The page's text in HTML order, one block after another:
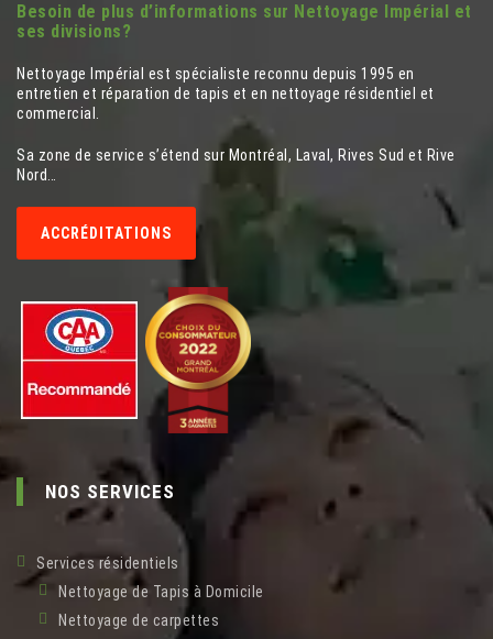
Besoin de plus d’informations sur Nettoyage Impérial et
ses divisions?
Nettoyage Impérial est spécialiste reconnu depuis 1995 en
entretien et réparation de tapis et en nettoyage résidentiel et
commercial.
Sa zone de service s’étend sur Montréal, Laval, Rives Sud et Rive
Nord…
ACCRÉDITATIONS
NOS SERVICES
Services résidentiels
Nettoyage de Tapis à Domicile
Nettoyage de carpettes